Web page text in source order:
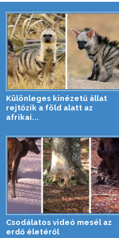
Különleges kinézetű állat
rejtőzik a föld alatt az
afrikai...
Csodálatos videó mesél az
erdő életéről